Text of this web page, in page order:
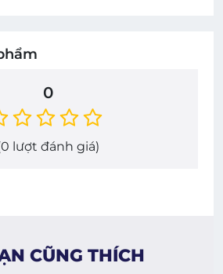
0
0 lượt đánh giá)
CŨNG THÍCH